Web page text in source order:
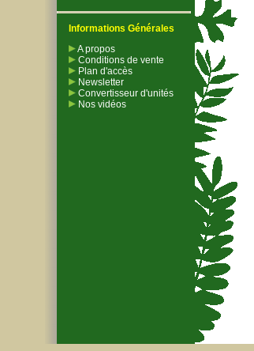
Informations Générales
A propos
Conditions de vente
Plan d'accès
Newsletter
Convertisseur d'unités
Nos vidéos